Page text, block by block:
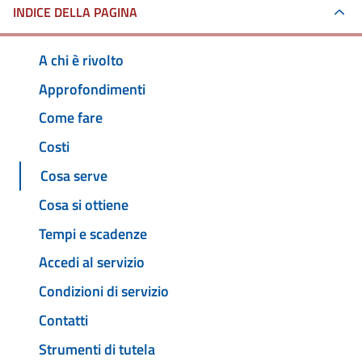
INDICE DELLA PAGINA
A chi è rivolto
Approfondimenti
Come fare
Costi
Cosa serve
Cosa si ottiene
Tempi e scadenze
Accedi al servizio
Condizioni di servizio
Contatti
Strumenti di tutela